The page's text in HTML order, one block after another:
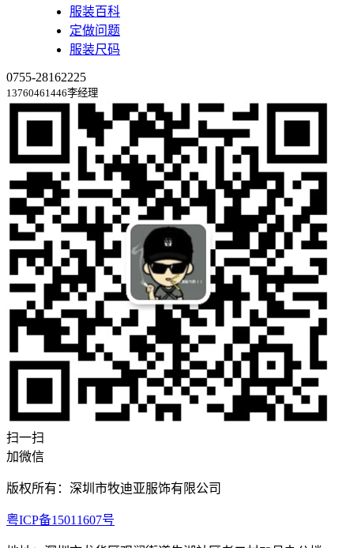
服装百科
定做问题
服装尺码
0755-28162225
13760461446李经理
扫一扫
加微信
版权所有：深圳市牧迪亚服饰有限公司
粤ICP备15011607号